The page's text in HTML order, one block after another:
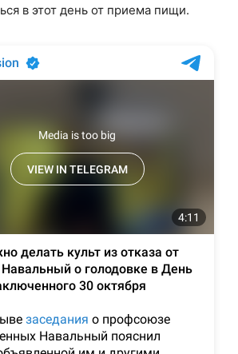
в этот день от приема пищи.